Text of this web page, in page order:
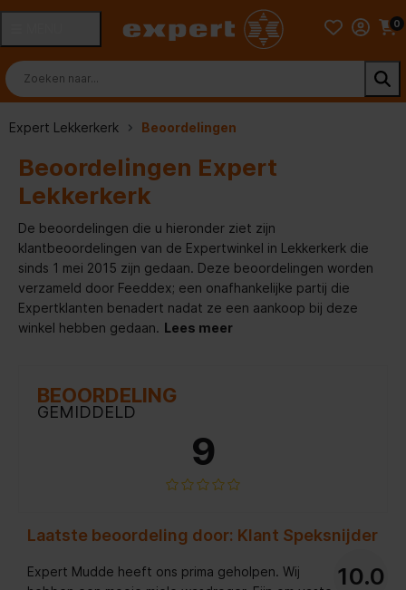
0
Expert Lekkerkerk Beoordelingen
Beoordelingen Expert
Lekkerkerk
De beoordelingen die u hieronder ziet zijn
klantbeoordelingen van de Expertwinkel in Lekkerkerk die
sinds 1 mei 2015 zijn gedaan. Deze beoordelingen worden
verzameld door Feeddex; een onafhankelijke partij die
Expertklanten benadert nadat ze een aankoop bij deze
winkel hebben gedaan. Lees meer
BEOORDELING
GEMIDDELD
9
Laatste beoordeling door: Klant Speksnijder
10.0
Expert Mudde heeft ons prima geholpen. Wij